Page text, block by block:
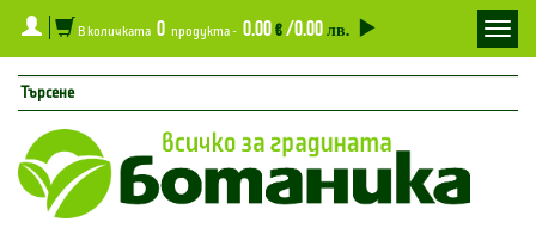
В количката 0 продукта - 0.00€/0.00лв.